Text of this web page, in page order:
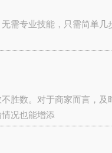
需专业技能，只需简单
胜数。对于商家而言，
况也能增添